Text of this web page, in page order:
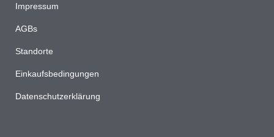
Impressum
AGBs
Standorte
Einkaufsbedingungen
Datenschutzerklärung